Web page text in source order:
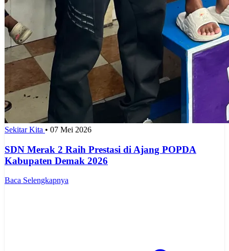
Sekitar Kita • 07 Mei 2026
SDN Merak 2 Raih Prestasi di Ajang POPDA
Kabupaten Demak 2026
Baca Selengkapnya